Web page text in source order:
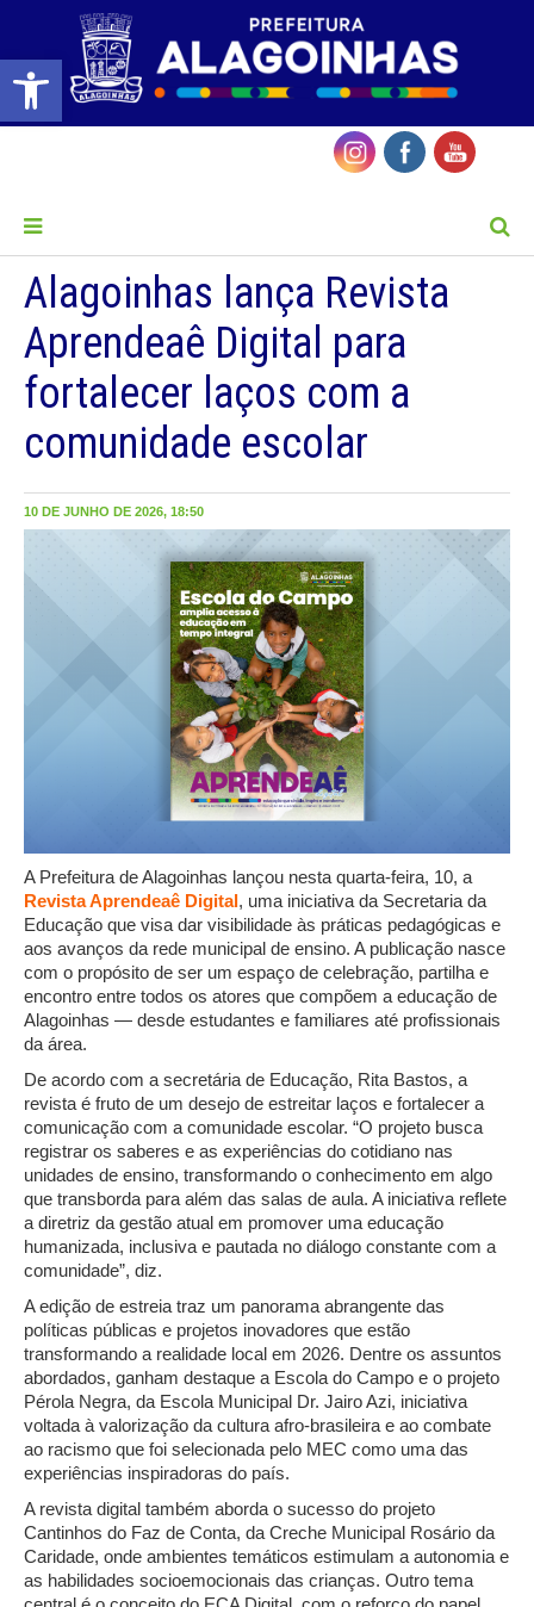
Barra de Ferramentas Aberta
Alagoinhas lança Revista
Aprendeaê Digital para
fortalecer laços com a
comunidade escolar
10 DE JUNHO DE 2026, 18:50
A Prefeitura de Alagoinhas lançou nesta quarta-feira, 10, a
Revista Aprendeaê Digital, uma iniciativa da Secretaria da
Educação que visa dar visibilidade às práticas pedagógicas e
aos avanços da rede municipal de ensino. A publicação nasce
com o propósito de ser um espaço de celebração, partilha e
encontro entre todos os atores que compõem a educação de
Alagoinhas — desde estudantes e familiares até profissionais
da área.
De acordo com a secretária de Educação, Rita Bastos, a
revista é fruto de um desejo de estreitar laços e fortalecer a
comunicação com a comunidade escolar. “O projeto busca
registrar os saberes e as experiências do cotidiano nas
unidades de ensino, transformando o conhecimento em algo
que transborda para além das salas de aula. A iniciativa reflete
a diretriz da gestão atual em promover uma educação
humanizada, inclusiva e pautada no diálogo constante com a
comunidade”, diz.
A edição de estreia traz um panorama abrangente das
políticas públicas e projetos inovadores que estão
transformando a realidade local em 2026. Dentre os assuntos
abordados, ganham destaque a Escola do Campo e o projeto
Pérola Negra, da Escola Municipal Dr. Jairo Azi, iniciativa
voltada à valorização da cultura afro-brasileira e ao combate
ao racismo que foi selecionada pelo MEC como uma das
experiências inspiradoras do país.
A revista digital também aborda o sucesso do projeto
Cantinhos do Faz de Conta, da Creche Municipal Rosário da
Caridade, onde ambientes temáticos estimulam a autonomia e
as habilidades socioemocionais das crianças. Outro tema